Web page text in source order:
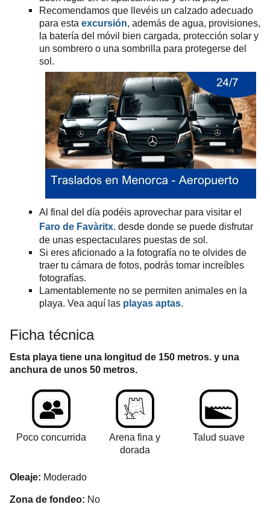
Recomendamos que llevéis un calzado adecuado
para esta excursión, además de agua, provisiones,
la batería del móvil bien cargada, protección solar y
un sombrero o una sombrilla para protegerse del
sol.
Al final del día podéis aprovechar para visitar el
Faro de Favàritx. desde donde se puede disfrutar
de unas espectaculares puestas de sol.
Si eres aficionado a la fotografía no te olvides de
traer tu cámara de fotos, podrás tomar increíbles
fotografías.
Lamentablemente no se permiten animales en la
playa. Vea aquí las playas aptas.
Ficha técnica
Esta playa tiene una longitud de 150 metros. y una
anchura de unos 50 metros.
Poco concurrida
Arena fina y
dorada
Talud suave
Oleaje: Moderado
Zona de fondeo: No